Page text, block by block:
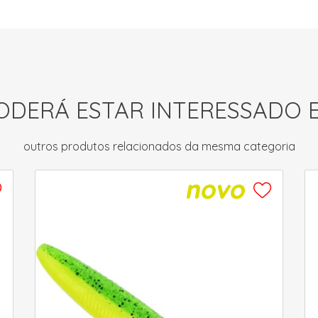
ESTAR INTERESSADO
outros produtos relacionados da mesma categoria